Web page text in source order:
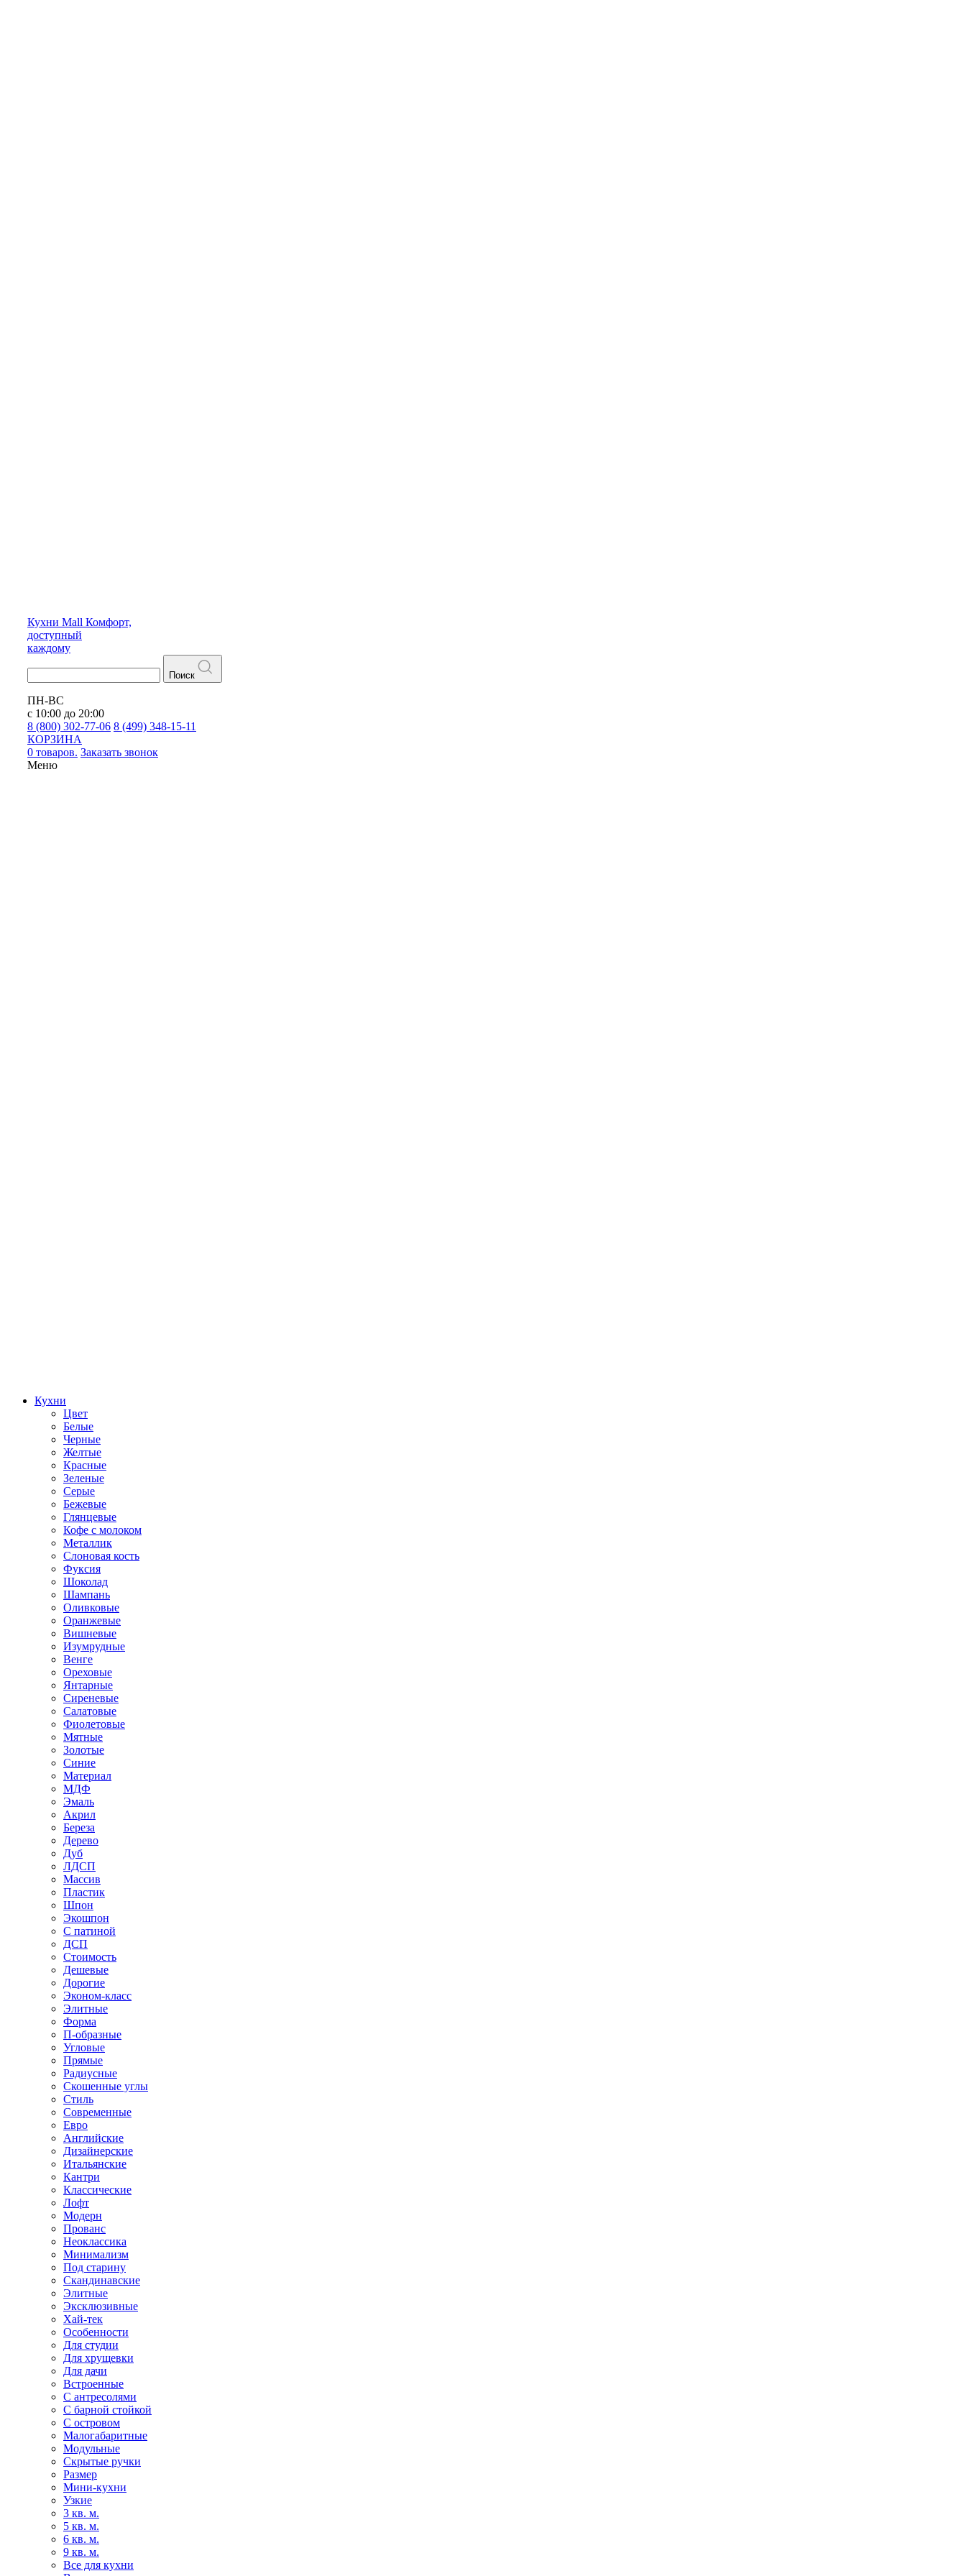
Кухни Mall Комфорт,
доступный
каждому
Поиск
ПН-ВС
с 10:00 до 20:00
8 (800) 302-77-06 8 (499) 348-15-11
КОРЗИНА
0 товаров. Заказать звонок
Меню
Кухни
Цвет
Белые
Черные
Желтые
Красные
Зеленые
Серые
Бежевые
Глянцевые
Кофе с молоком
Металлик
Слоновая кость
Фуксия
Шоколад
Шампань
Оливковые
Оранжевые
Вишневые
Изумрудные
Венге
Ореховые
Янтарные
Сиреневые
Салатовые
Фиолетовые
Мятные
Золотые
Синие
Материал
МДФ
Эмаль
Акрил
Береза
Дерево
Дуб
ЛДСП
Массив
Пластик
Шпон
Экошпон
С патиной
ДСП
Стоимость
Дешевые
Дорогие
Эконом-класс
Элитные
Форма
П-образные
Угловые
Прямые
Радиусные
Скошенные углы
Стиль
Современные
Евро
Английские
Дизайнерские
Итальянские
Кантри
Классические
Лофт
Модерн
Прованс
Неоклассика
Минимализм
Под старину
Скандинавские
Элитные
Эксклюзивные
Хай-тек
Особенности
Для студии
Для хрущевки
Для дачи
Встроенные
С антресолями
С барной стойкой
С островом
Малогабаритные
Модульные
Скрытые ручки
Размер
Мини-кухни
Узкие
3 кв. м.
5 кв. м.
6 кв. м.
9 кв. м.
Все для кухни